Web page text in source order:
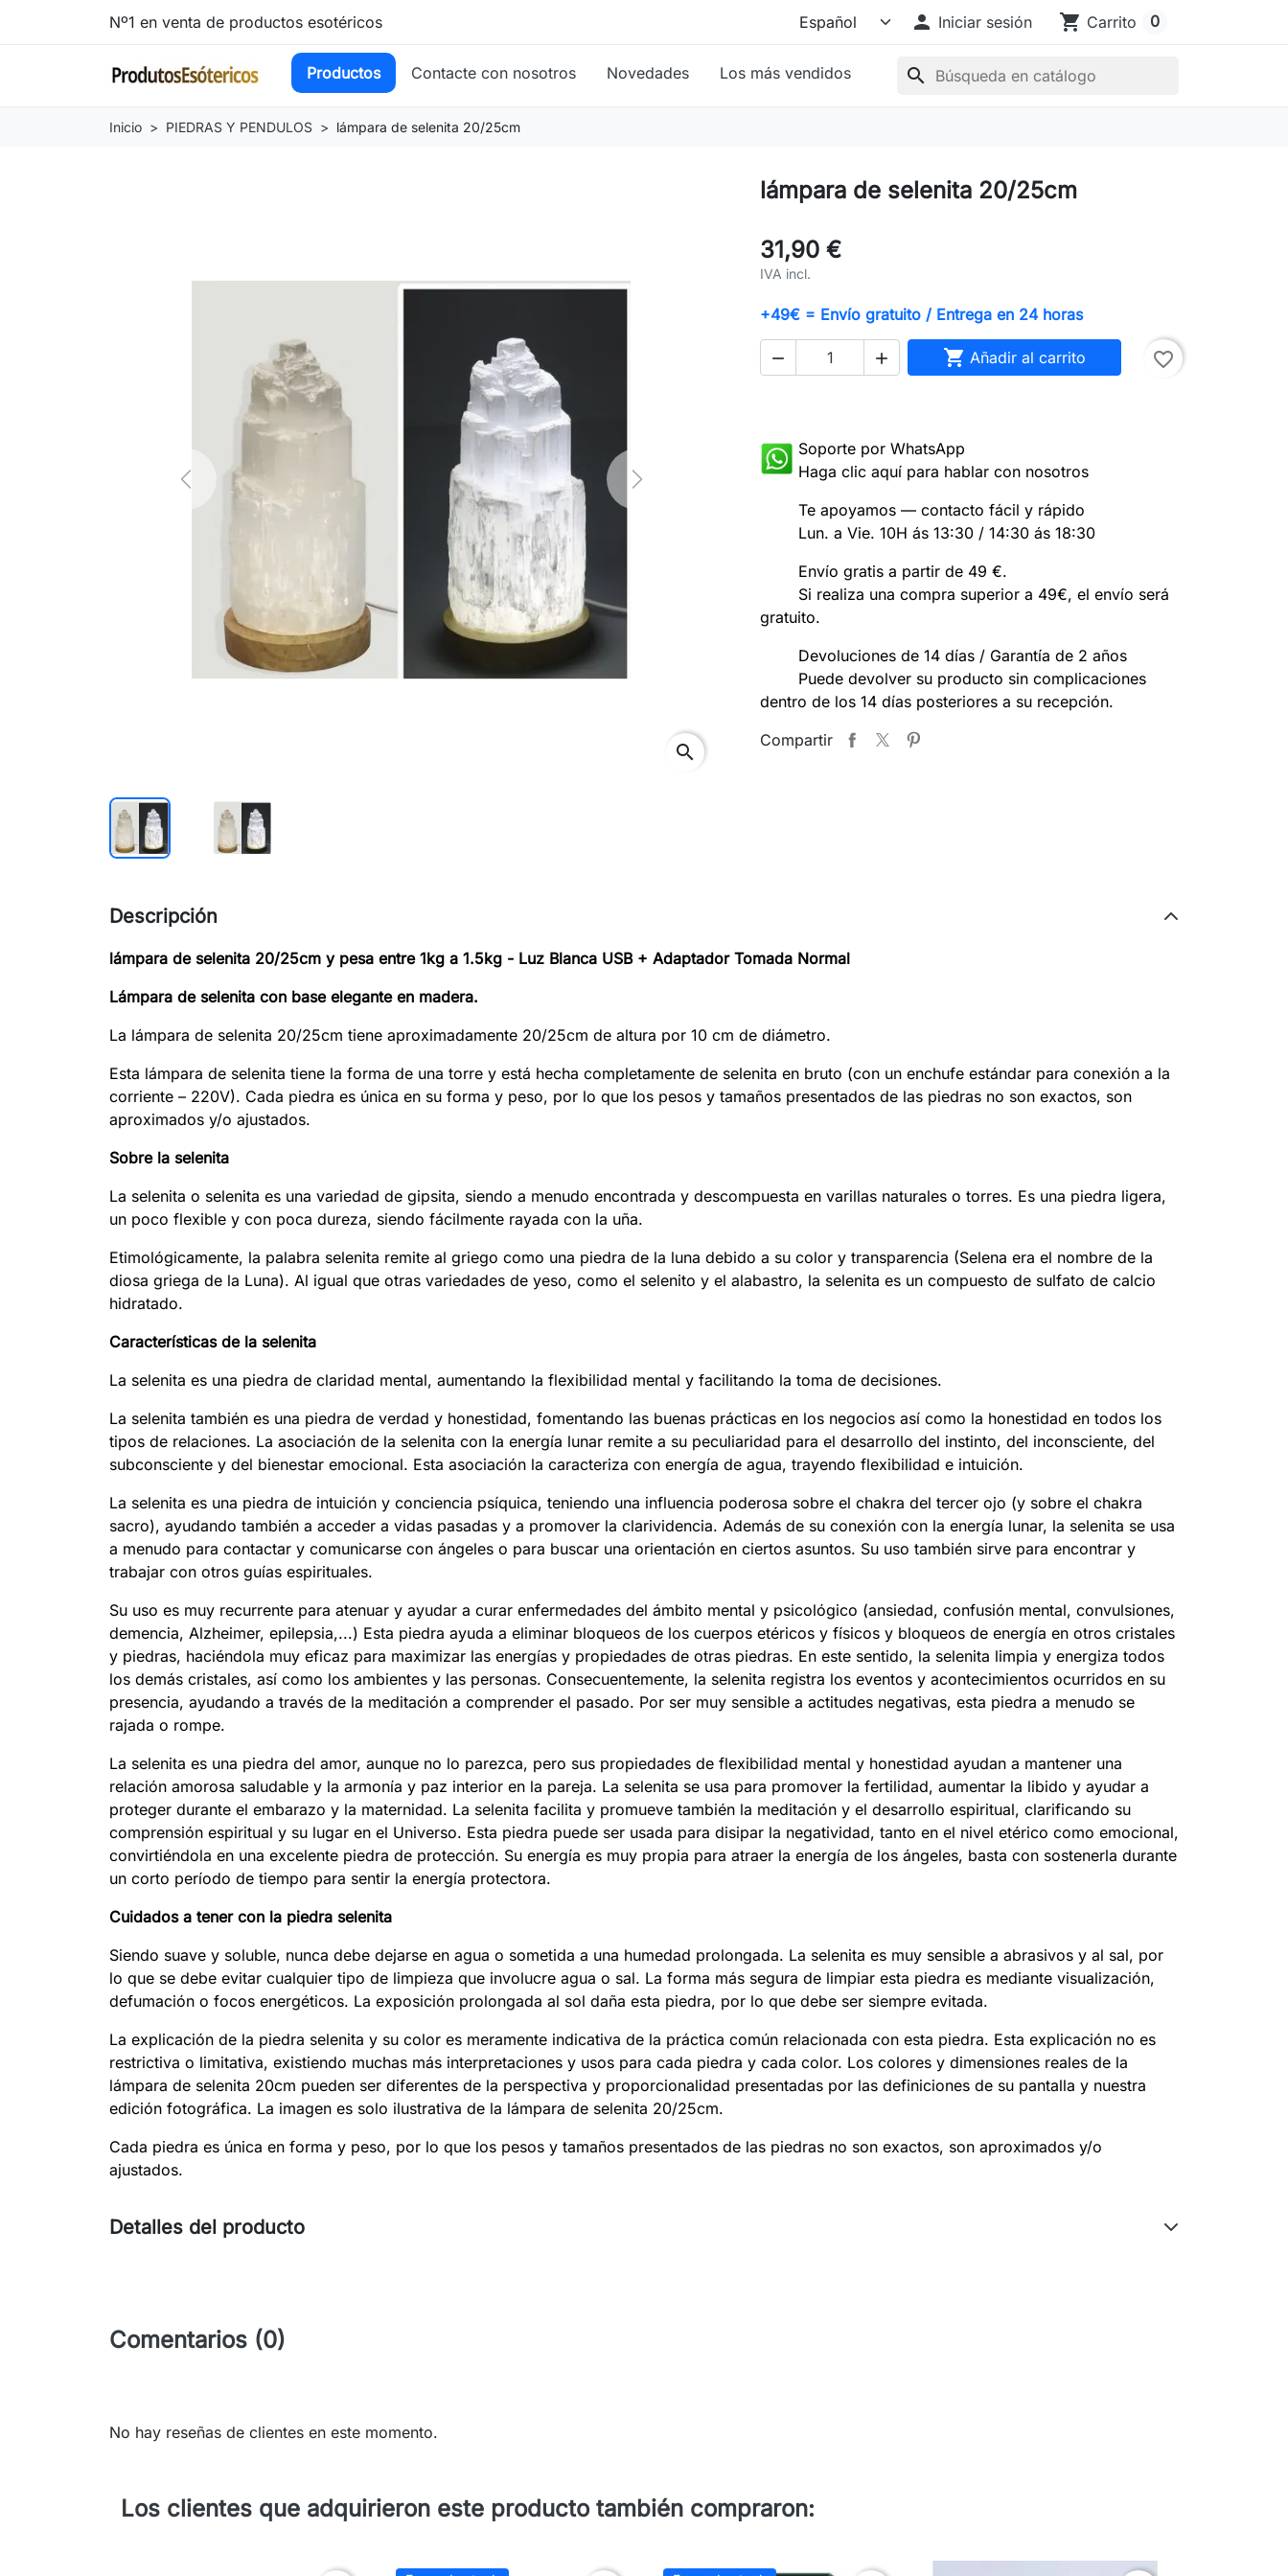
Nº1 en venta de productos esotéricos  Iniciar sesión shopping_cart Carrito 0
Productos Contacte con nosotros Novedades Los más vendidos search
Inicio PIEDRAS Y PENDULOS lámpara de selenita 20/25cm
Previous Next
search
lámpara de selenita 20/25cm
31,90 €
IVA incl.
+49€ = Envío gratuito / Entrega en 24 horas
   Añadir al carrito favorite_border
Soporte por WhatsApp
Haga clic aquí para hablar con nosotros
Te apoyamos — contacto fácil y rápido
Lun. a Vie. 10H ás 13:30 / 14:30 ás 18:30
Envío gratis a partir de 49 €.
Si realiza una compra superior a 49€, el envío será
gratuito.
Devoluciones de 14 días / Garantía de 2 años
Puede devolver su producto sin complicaciones
dentro de los 14 días posteriores a su recepción.
Compartir
Descripción
lámpara de selenita 20/25cm y pesa entre 1kg a 1.5kg - Luz Blanca USB + Adaptador Tomada Normal
Lámpara de selenita con base elegante en madera.
La lámpara de selenita 20/25cm tiene aproximadamente 20/25cm de altura por 10 cm de diámetro.
Esta lámpara de selenita tiene la forma de una torre y está hecha completamente de selenita en bruto (con un enchufe estándar para conexión a la
corriente – 220V). Cada piedra es única en su forma y peso, por lo que los pesos y tamaños presentados de las piedras no son exactos, son
aproximados y/o ajustados.
Sobre la selenita
La selenita o selenita es una variedad de gipsita, siendo a menudo encontrada y descompuesta en varillas naturales o torres. Es una piedra ligera,
un poco flexible y con poca dureza, siendo fácilmente rayada con la uña.
Etimológicamente, la palabra selenita remite al griego como una piedra de la luna debido a su color y transparencia (Selena era el nombre de la
diosa griega de la Luna). Al igual que otras variedades de yeso, como el selenito y el alabastro, la selenita es un compuesto de sulfato de calcio
hidratado.
Características de la selenita
La selenita es una piedra de claridad mental, aumentando la flexibilidad mental y facilitando la toma de decisiones.
La selenita también es una piedra de verdad y honestidad, fomentando las buenas prácticas en los negocios así como la honestidad en todos los
tipos de relaciones. La asociación de la selenita con la energía lunar remite a su peculiaridad para el desarrollo del instinto, del inconsciente, del
subconsciente y del bienestar emocional. Esta asociación la caracteriza con energía de agua, trayendo flexibilidad e intuición.
La selenita es una piedra de intuición y conciencia psíquica, teniendo una influencia poderosa sobre el chakra del tercer ojo (y sobre el chakra
sacro), ayudando también a acceder a vidas pasadas y a promover la clarividencia. Además de su conexión con la energía lunar, la selenita se usa
a menudo para contactar y comunicarse con ángeles o para buscar una orientación en ciertos asuntos. Su uso también sirve para encontrar y
trabajar con otros guías espirituales.
Su uso es muy recurrente para atenuar y ayudar a curar enfermedades del ámbito mental y psicológico (ansiedad, confusión mental, convulsiones,
demencia, Alzheimer, epilepsia,...) Esta piedra ayuda a eliminar bloqueos de los cuerpos etéricos y físicos y bloqueos de energía en otros cristales
y piedras, haciéndola muy eficaz para maximizar las energías y propiedades de otras piedras. En este sentido, la selenita limpia y energiza todos
los demás cristales, así como los ambientes y las personas. Consecuentemente, la selenita registra los eventos y acontecimientos ocurridos en su
presencia, ayudando a través de la meditación a comprender el pasado. Por ser muy sensible a actitudes negativas, esta piedra a menudo se
rajada o rompe.
La selenita es una piedra del amor, aunque no lo parezca, pero sus propiedades de flexibilidad mental y honestidad ayudan a mantener una
relación amorosa saludable y la armonía y paz interior en la pareja. La selenita se usa para promover la fertilidad, aumentar la libido y ayudar a
proteger durante el embarazo y la maternidad. La selenita facilita y promueve también la meditación y el desarrollo espiritual, clarificando su
comprensión espiritual y su lugar en el Universo. Esta piedra puede ser usada para disipar la negatividad, tanto en el nivel etérico como emocional,
convirtiéndola en una excelente piedra de protección. Su energía es muy propia para atraer la energía de los ángeles, basta con sostenerla durante
un corto período de tiempo para sentir la energía protectora.
Cuidados a tener con la piedra selenita
Siendo suave y soluble, nunca debe dejarse en agua o sometida a una humedad prolongada. La selenita es muy sensible a abrasivos y al sal, por
lo que se debe evitar cualquier tipo de limpieza que involucre agua o sal. La forma más segura de limpiar esta piedra es mediante visualización,
defumación o focos energéticos. La exposición prolongada al sol daña esta piedra, por lo que debe ser siempre evitada.
La explicación de la piedra selenita y su color es meramente indicativa de la práctica común relacionada con esta piedra. Esta explicación no es
restrictiva o limitativa, existiendo muchas más interpretaciones y usos para cada piedra y cada color. Los colores y dimensiones reales de la
lámpara de selenita 20cm pueden ser diferentes de la perspectiva y proporcionalidad presentadas por las definiciones de su pantalla y nuestra
edición fotográfica. La imagen es solo ilustrativa de la lámpara de selenita 20/25cm.
Cada piedra es única en forma y peso, por lo que los pesos y tamaños presentados de las piedras no son exactos, son aproximados y/o
ajustados.
Detalles del producto
Comentarios (0)
No hay reseñas de clientes en este momento.
Los clientes que adquirieron este producto también compraron: